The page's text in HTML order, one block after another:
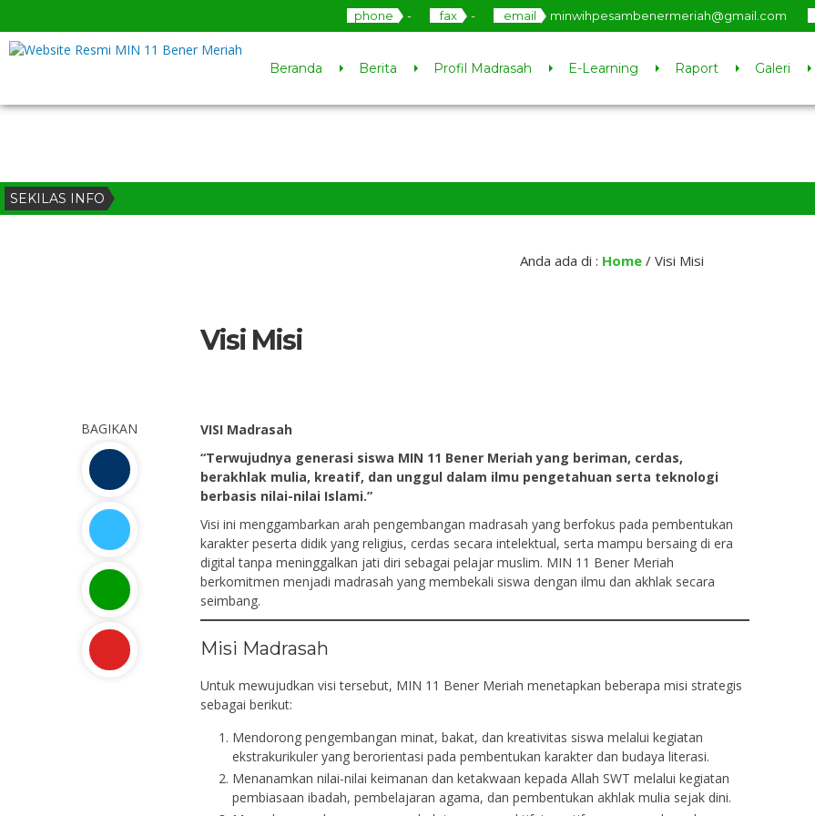
phone - fax - email minwihpesambenermeriah@gmail.com
Beranda Berita Profil Madrasah E-Learning Raport Galeri
SEKILAS INFO
Anda ada di : Home / Visi Misi
Visi Misi
BAGIKAN
VISI Madrasah
“Terwujudnya generasi siswa MIN 11 Bener Meriah yang beriman, cerdas,
berakhlak mulia, kreatif, dan unggul dalam ilmu pengetahuan serta teknologi
berbasis nilai-nilai Islami.”
Visi ini menggambarkan arah pengembangan madrasah yang berfokus pada pembentukan
karakter peserta didik yang religius, cerdas secara intelektual, serta mampu bersaing di era
digital tanpa meninggalkan jati diri sebagai pelajar muslim. MIN 11 Bener Meriah
berkomitmen menjadi madrasah yang membekali siswa dengan ilmu dan akhlak secara
seimbang.
Misi Madrasah
Untuk mewujudkan visi tersebut, MIN 11 Bener Meriah menetapkan beberapa misi strategis
sebagai berikut:
Mendorong pengembangan minat, bakat, dan kreativitas siswa melalui kegiatan
ekstrakurikuler yang berorientasi pada pembentukan karakter dan budaya literasi.
Menanamkan nilai-nilai keimanan dan ketakwaan kepada Allah SWT melalui kegiatan
pembiasaan ibadah, pembelajaran agama, dan pembentukan akhlak mulia sejak dini.